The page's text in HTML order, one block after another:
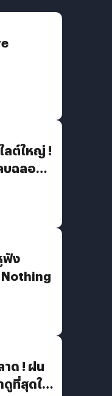
ลต์ใหญ่ !
บฉลอง
ฟัง
าด ! ฝน
ที่สุดใน